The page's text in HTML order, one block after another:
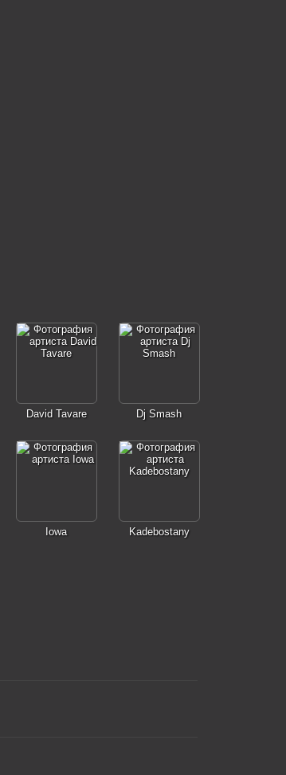
David Tavare Dj Smash
Iowa Kadebostany